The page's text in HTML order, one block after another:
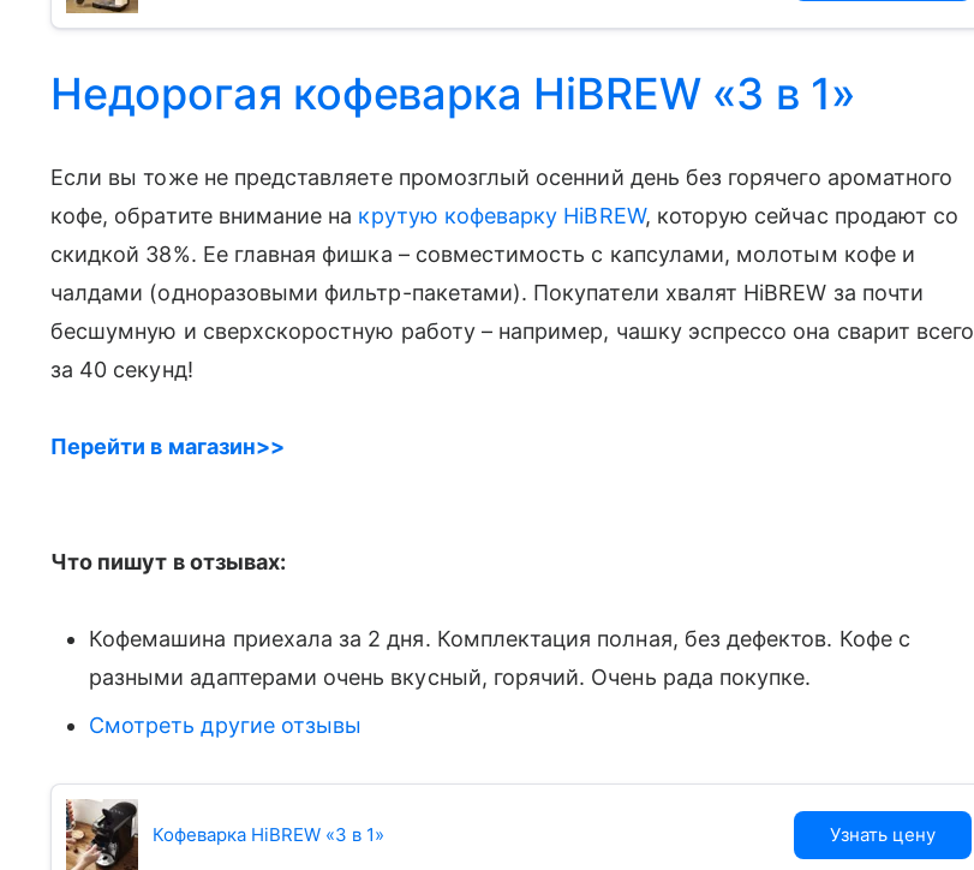
Недорогая кофеварка HiBREW «3 в 1»
Если вы тоже не представляете промозглый осенний день без горячего ароматного
кофе, обратите внимание на крутую кофеварку HiBREW, которую сейчас продают со
скидкой 38%. Ее главная фишка – совместимость с капсулами, молотым кофе и
чалдами (одноразовыми фильтр-пакетами). Покупатели хвалят HiBREW за почти
бесшумную и сверхскоростную работу – например, чашку эспрессо она сварит всего
за 40 секунд!
Перейти в магазин>>
Что пишут в отзывах:
Кофемашина приехала за 2 дня. Комплектация полная, без дефектов. Кофе с
разными адаптерами очень вкусный, горячий. Очень рада покупке.
Смотреть другие отзывы
Кофеварка HiBREW «3 в 1» Узнать цену